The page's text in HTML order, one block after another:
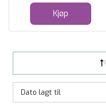
Kjøp
Dato lagt til